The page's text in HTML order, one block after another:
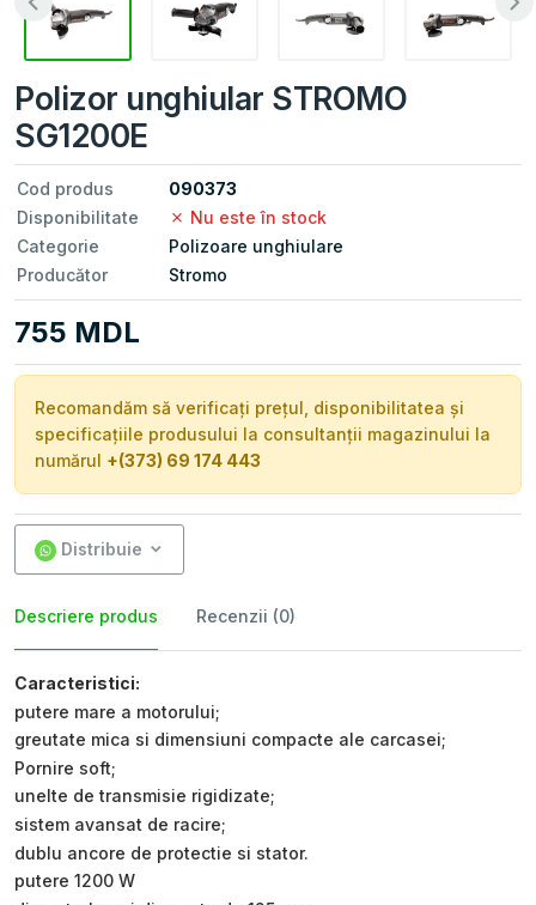
Polizor unghiular STROMO
SG1200E
Cod produs
090373
Disponibilitate
Nu este în stock
Categorie
Polizoare unghiulare
Producător
Stromo
755 MDL
Recomandăm să verificați prețul, disponibilitatea și
specificațiile produsului la consultanții magazinului la
numărul +(373) 69 174 443
Distribuie
Descriere produs Recenzii (0)
Caracteristici:
putere mare a motorului;
greutate mica si dimensiuni compacte ale carcasei;
Pornire soft;
unelte de transmisie rigidizate;
sistem avansat de racire;
dublu ancore de protectie si stator.
putere 1200 W